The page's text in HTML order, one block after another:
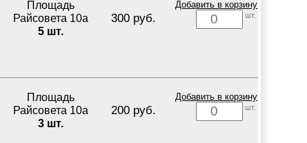
Площадь
Райсовета 10а
5 шт.
300 руб.
Добавить в корзину
шт.
Площадь
Райсовета 10а
3 шт.
200 руб.
Добавить в корзину
шт.